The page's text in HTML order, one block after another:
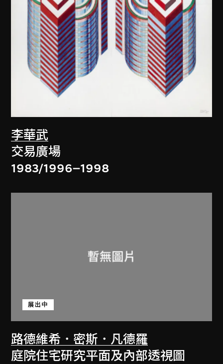
李華武
交易廣場
1983/1996–1998
路德維希．密斯．凡德羅
展出中
庭院住宅研究平面及內部透視圖